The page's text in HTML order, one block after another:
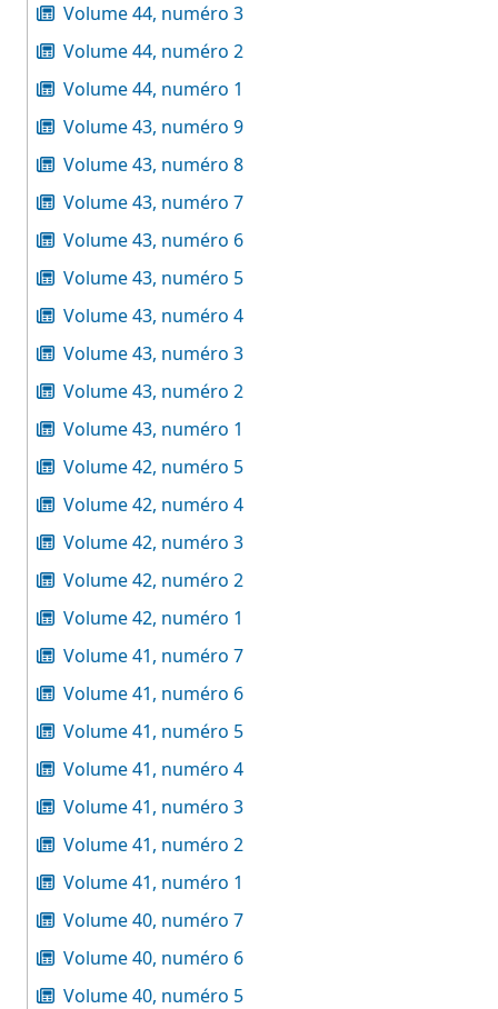
Volume 44, numéro 3
Volume 44, numéro 2
Volume 44, numéro 1
Volume 43, numéro 9
Volume 43, numéro 8
Volume 43, numéro 7
Volume 43, numéro 6
Volume 43, numéro 5
Volume 43, numéro 4
Volume 43, numéro 3
Volume 43, numéro 2
Volume 43, numéro 1
Volume 42, numéro 5
Volume 42, numéro 4
Volume 42, numéro 3
Volume 42, numéro 2
Volume 42, numéro 1
Volume 41, numéro 7
Volume 41, numéro 6
Volume 41, numéro 5
Volume 41, numéro 4
Volume 41, numéro 3
Volume 41, numéro 2
Volume 41, numéro 1
Volume 40, numéro 7
Volume 40, numéro 6
Volume 40, numéro 5